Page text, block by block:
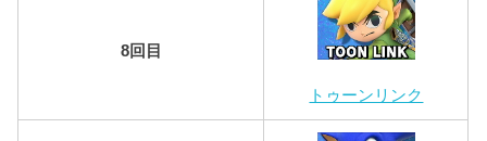
8回目
トゥーンリンク